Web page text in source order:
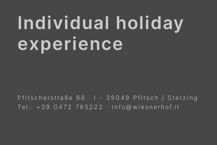
Individual holiday
experience
Pfitscherstraße 98 · I - 39049
Pfitsch / Sterzing
Tel.: +39 0472 765222 · info@wiesnerhof.it